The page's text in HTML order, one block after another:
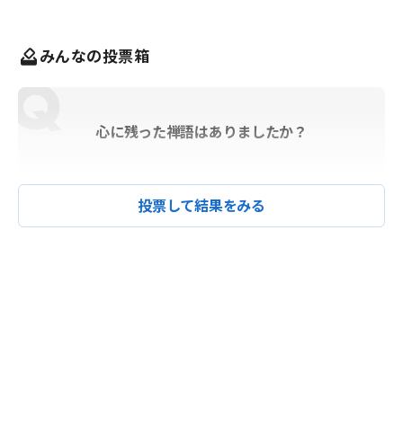
みんなの投票箱
心に残った禅語はありましたか？
投票して結果をみる